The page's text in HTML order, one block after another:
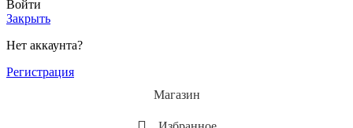
Войти
Закрыть
Нет аккаунта?
Регистрация
Магазин